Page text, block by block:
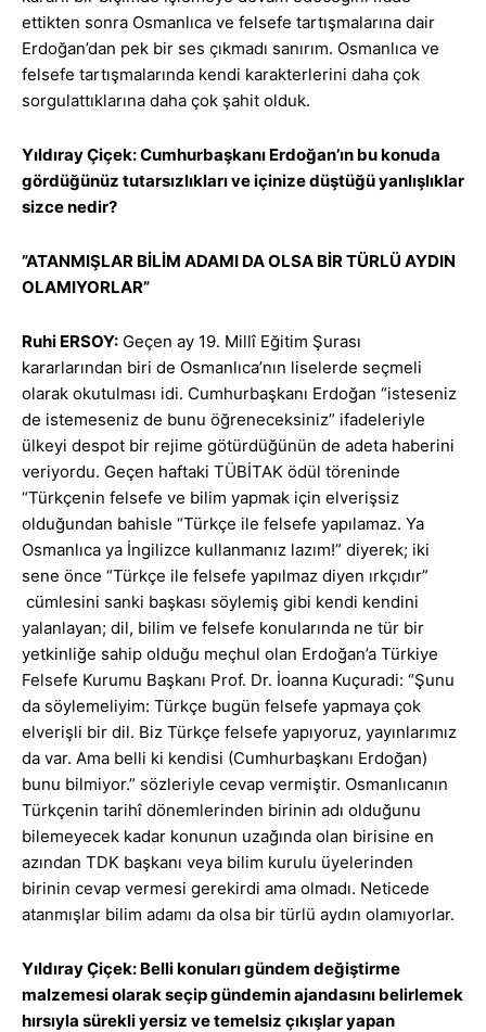
ettikten sonra Osmanlıca ve felsefe tartışmalarına dair
Erdoğan’dan pek bir ses çıkmadı sanırım. Osmanlıca ve
felsefe tartışmalarında kendi karakterlerini daha çok
sorgulattıklarına daha çok şahit olduk.
Yıldıray Çiçek: Cumhurbaşkanı Erdoğan’ın bu konuda
gördüğünüz tutarsızlıkları ve içinize düştüğü yanlışlıklar
sizce nedir?
”ATANMIŞLAR BİLİM ADAMI DA OLSA BİR TÜRLÜ AYDIN
OLAMIYORLAR”
Ruhi ERSOY: Geçen ay 19. Millî Eğitim Şurası
kararlarından biri de Osmanlıca’nın liselerde seçmeli
olarak okutulması idi. Cumhurbaşkanı Erdoğan “isteseniz
de istemeseniz de bunu öğreneceksiniz” ifadeleriyle
ülkeyi despot bir rejime götürdüğünün de adeta haberini
veriyordu. Geçen haftaki TÜBİTAK ödül töreninde
“Türkçenin felsefe ve bilim yapmak için elverişsiz
olduğundan bahisle “Türkçe ile felsefe yapılamaz. Ya
Osmanlıca ya İngilizce kullanmanız lazım!” diyerek; iki
sene önce “Türkçe ile felsefe yapılmaz diyen ırkçıdır”
cümlesini sanki başkası söylemiş gibi kendi kendini
yalanlayan; dil, bilim ve felsefe konularında ne tür bir
yetkinliğe sahip olduğu meçhul olan Erdoğan’a Türkiye
Felsefe Kurumu Başkanı Prof. Dr. İoanna Kuçuradi: “Şunu
da söylemeliyim: Türkçe bugün felsefe yapmaya çok
elverişli bir dil. Biz Türkçe felsefe yapıyoruz, yayınlarımız
da var. Ama belli ki kendisi (Cumhurbaşkanı Erdoğan)
bunu bilmiyor.” sözleriyle cevap vermiştir. Osmanlıcanın
Türkçenin tarihî dönemlerinden birinin adı olduğunu
bilemeyecek kadar konunun uzağında olan birisine en
azından TDK başkanı veya bilim kurulu üyelerinden
birinin cevap vermesi gerekirdi ama olmadı. Neticede
atanmışlar bilim adamı da olsa bir türlü aydın olamıyorlar.
Yıldıray Çiçek: Belli konuları gündem değiştirme
malzemesi olarak seçip gündemin ajandasını belirlemek
hırsıyla sürekli yersiz ve temelsiz çıkışlar yapan